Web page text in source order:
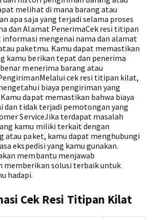
melihat di mana barang atau
apa saja yang terjadi selama proses
dan Alamat PenerimaCek resi titipan
mengenai nama dan alamat
paketmu. Kamu dapat memastikan
kamu berikan tepat dan penerima
menerima barang atau
cek resi titipan kilat,
biaya pengiriman yang
dapat memastikan bahwa biaya
dan tidak terjadi pemotongan yang
ServiceJika terdapat masalah
kamu miliki terkait dengan
atau paket, kamu dapat menghubungi
ekspedisi yang kamu gunakan.
membantu menjawab
memberikan solusi terbaik untuk
hadapi.
Cek Resi Titipan Kilat